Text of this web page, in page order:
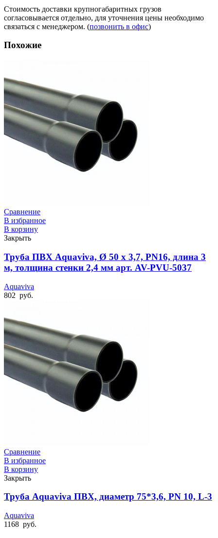
Стоимость доставки крупногабаритных грузов
согласовывается отдельно, для уточнения цены необходимо
связаться с менеджером. (позвонить в офис)
Похожие
Сравнение
В избранное
В корзину
Закрыть
Труба ПВХ Aquaviva, Ø 50 x 3,7, PN16, длина 3
м, толщина стенки 2,4 мм арт. AV-PVU-5037
Aquaviva
802 руб.
Сравнение
В избранное
В корзину
Закрыть
Труба Aquaviva ПВХ, диаметр 75*3,6, PN 10, L-3
Aquaviva
1168 руб.